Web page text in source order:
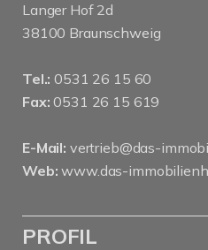
Langer Hof 2d
38100 Braunschweig
Tel.: 0531 26 15 60
Fax: 0531 26 15 619
E-Mail: vertrieb@das-
Web: www.das-
PROFIL